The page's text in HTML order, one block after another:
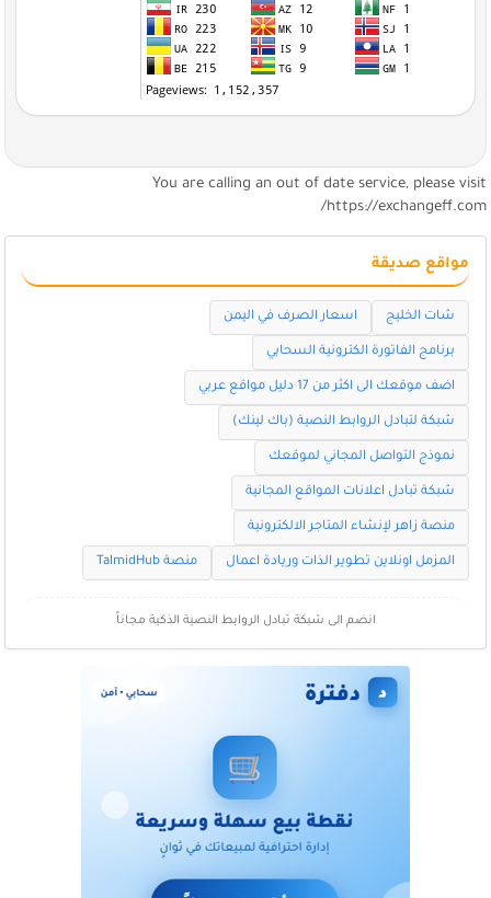
You are calling an out of date service, please visit
https://exchangeff.com/
مواقع صديقة
شات الخليج اسعار الصرف في اليمن
برنامج الفاتورة الكترونية السحابي
اضف موقعك الى اكثر من 17 دليل مواقع عربي
شبكة لتبادل الروابط النصية (باك لينك)
نموذج التواصل المجاني لموقعك
شبكة تبادل اعلانات المواقع المجانية
منصة زاهر لإنشاء المتاجر الالكترونية
المزمل اونلاين تطوير الذات وريادة اعمال منصة TalmidHub
انضم الى شبكة تبادل الروابط النصية الذكية مجاناً